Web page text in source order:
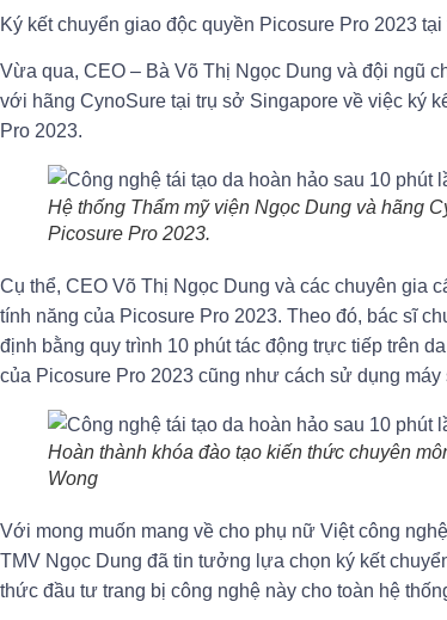
Ký kết chuyển giao độc quyền Picosure Pro 2023
Vừa qua, CEO – Bà Võ Thị Ngọc Dung và đội ngũ
với hãng CynoSure tại trụ sở Singapore về việc ký
Pro 2023.
Hệ thống Thẩm mỹ viện Ngọc Dung và hãng
Picosure Pro 2023.
Cụ thể, CEO Võ Thị Ngọc Dung và các chuyên gia
tính năng của Picosure Pro 2023. Theo đó, bác sĩ
định bằng quy trình 10 phút tác động trực tiếp trên
của Picosure Pro 2023 cũng như cách sử dụng máy
Hoàn thành khóa đào tạo kiến thức chuyên
Wong
Với mong muốn mang về cho phụ nữ Việt công
TMV Ngọc Dung đã tin tưởng lựa chọn ký kết
thức đầu tư trang bị công nghệ này cho toàn hệ